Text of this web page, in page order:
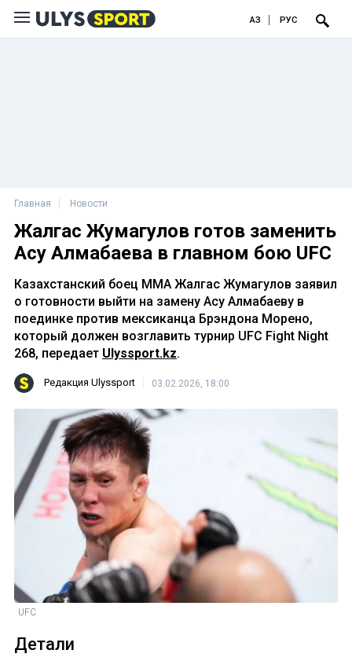
ҚАЗ РУС
Главная Новости
Жалгас Жумагулов готов заменить
Асу Алмабаева в главном бою UFC
Казахстанский боец ММА Жалгас Жумагулов заявил
о готовности выйти на замену Асу Алмабаеву в
поединке против мексиканца Брэндона Морено,
который должен возглавить турнир UFC Fight Night
268, передает Ulyssport.kz.
Редакция Ulyssport 03.02.2026, 18:00
UFC
Детали